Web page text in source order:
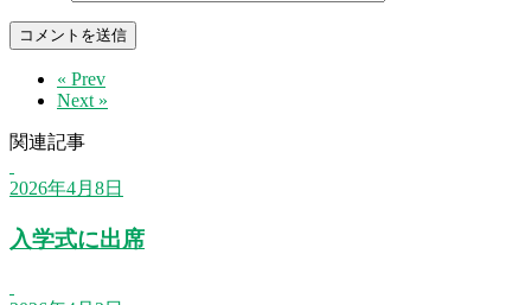
« Prev
Next »
関連記事
2026年4月8日
入学式に出席